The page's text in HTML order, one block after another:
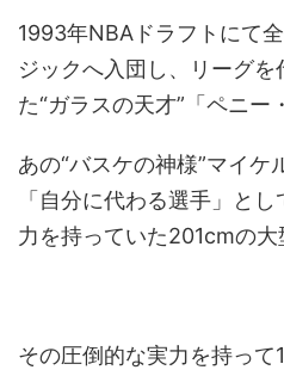
1993年NBAドラフトにて
ジックへ入団し、リーグを
た“ガラスの天才”「ペニー
あの“バスケの神様”マイケ
「自分に代わる選手」と
力を持っていた201cmの大
その圧倒的な実力を持って